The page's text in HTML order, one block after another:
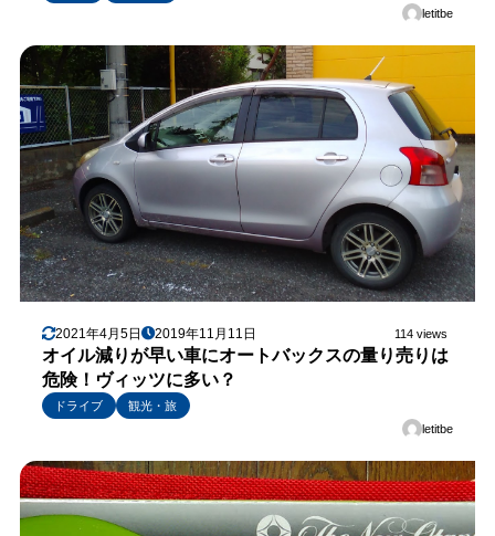
letitbe
2021年4月5日 2019年11月11日 114 views
オイル減りが早い車にオートバックスの量り売りは
危険！ヴィッツに多い？
ドライブ
観光・旅
letitbe